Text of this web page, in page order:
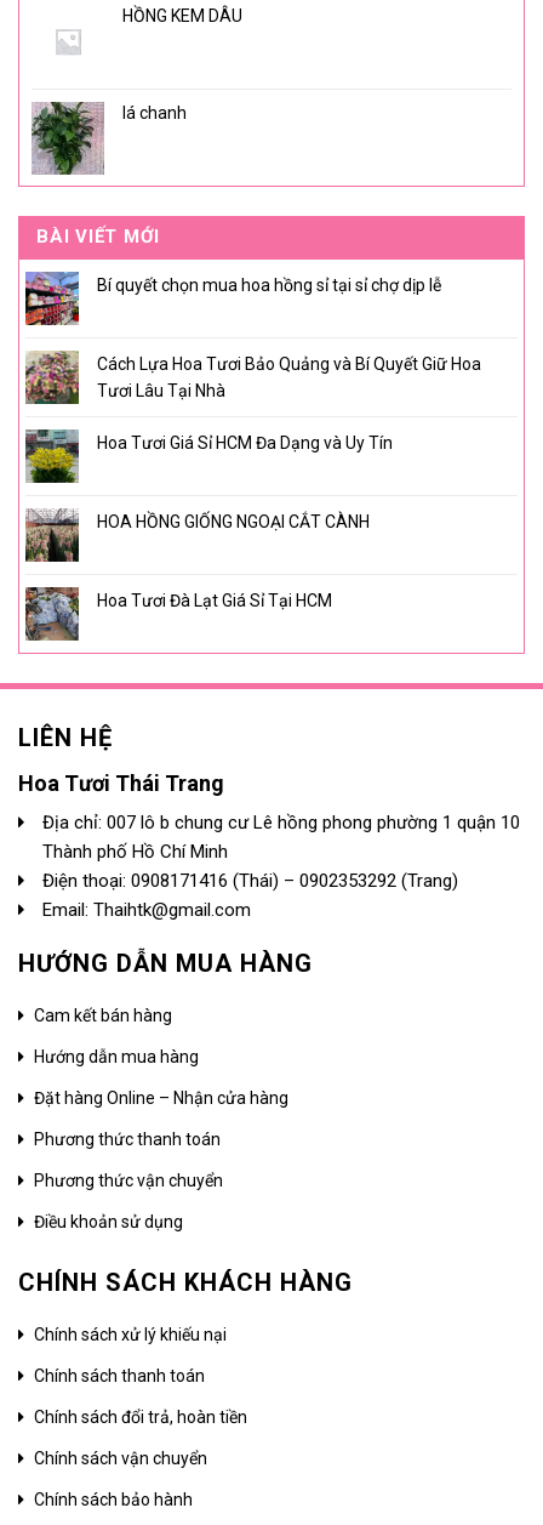
HỒNG KEM DÂU
lá chanh
BÀI VIẾT MỚI
Bí quyết chọn mua hoa hồng sỉ tại sỉ chợ dịp lễ
Cách Lựa Hoa Tươi Bảo Quảng và Bí Quyết Giữ Hoa
Tươi Lâu Tại Nhà
Hoa Tươi Giá Sỉ HCM Đa Dạng và Uy Tín
HOA HỒNG GIỐNG NGOẠI CẮT CÀNH
Hoa Tươi Đà Lạt Giá Sỉ Tại HCM
LIÊN HỆ
Hoa Tươi Thái Trang
Địa chỉ: 007 lô b chung cư Lê hồng phong phường 1 quận 10
Thành phố Hồ Chí Minh
Điện thoại: 0908171416 (Thái) – 0902353292 (Trang)
Email: Thaihtk@gmail.com
HƯỚNG DẪN MUA HÀNG
Cam kết bán hàng
Hướng dẫn mua hàng
Đặt hàng Online – Nhận cửa hàng
Phương thức thanh toán
Phương thức vận chuyển
Điều khoản sử dụng
CHÍNH SÁCH KHÁCH HÀNG
Chính sách xử lý khiếu nại
Chính sách thanh toán
Chính sách đổi trả, hoàn tiền
Chính sách vận chuyển
Chính sách bảo hành